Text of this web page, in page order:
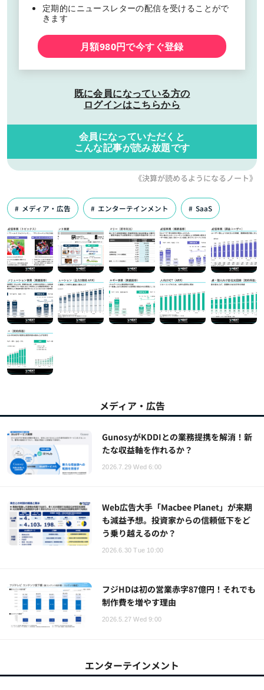
定期的にニュースレターの配信を受けることがで
きます
月額980円で今すぐ登録
既に会員になっている方の
ログインはこちらから
会員になっていただくと
こんな記事が読み放題です
《決算が読めるようになるノート》
メディア・広告 エンターテインメント SaaS
メディア・広告
GunosyがKDDIとの業務提携を解消！新
たな収益軸を作れるか？
2026.7.29 Wed 6:00
Web広告大手「Macbee Planet」が来期
も減益予想。投資家からの信頼低下をど
う乗り越えるのか？
2026.6.30 Tue 10:00
フジHDは初の営業赤字87億円！それでも
制作費を増やす理由
2026.5.27 Wed 9:00
エンターテインメント